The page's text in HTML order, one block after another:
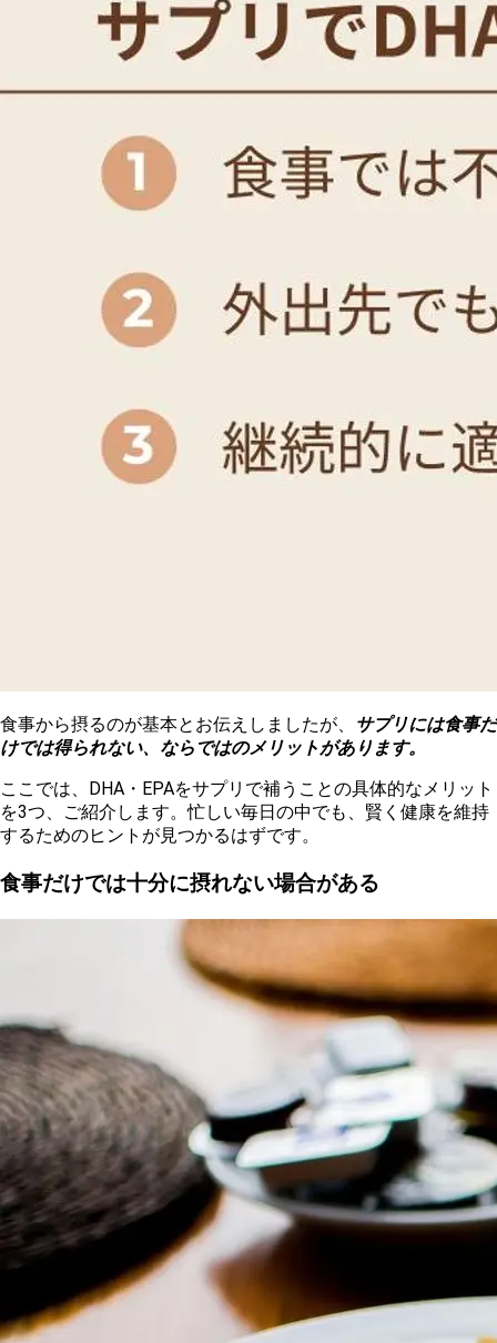
食事から摂るのが基本とお伝えしましたが、
サプリには食事だ
けでは得られない、ならではのメリットがあります。
ここでは、DHA・EPAをサプリで補うことの具体的なメリット
を3つ、ご紹介します。忙しい毎日の中でも、賢く健康を維持
するためのヒントが見つかるはずです。
食事だけでは十分に摂れない場合がある